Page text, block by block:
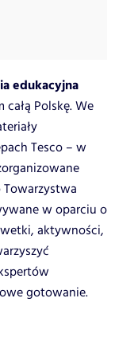
edukacyjna
Polskę. We
Tesco – w
w oparciu o
aktywności,
gotowanie.